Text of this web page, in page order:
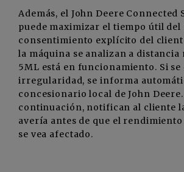
Además, el John Deere
puede maximizar el tiempo útil del
consentimiento explícito del
la máquina se analizan a distancia
5ML está en funcionamiento. Si se
irregularidad, se informa
concesionario local de John Deere.
continuación, notifican al cliente
avería antes de que el
se vea afectado.